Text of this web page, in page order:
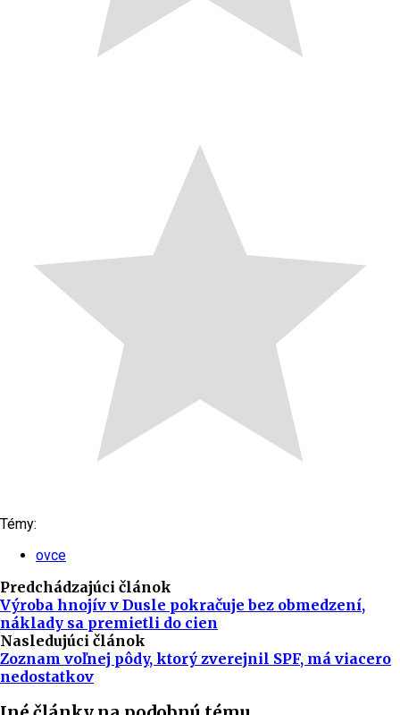
Témy:
ovce
Predchádzajúci článok
Výroba hnojív v Dusle pokračuje bez obmedzení,
náklady sa premietli do cien
Nasledujúci článok
Zoznam voľnej pôdy, ktorý zverejnil SPF, má viacero
nedostatkov